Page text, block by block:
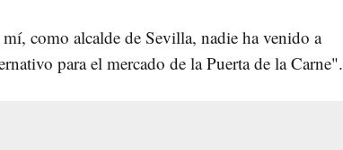
como alcalde de Sevilla, nadie ha venido a
para el mercado de la Puerta de la Carne".